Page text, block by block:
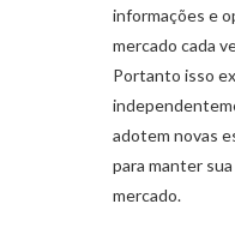
informações e
mercado cada
Portanto isso
adotem novas
para manter
mercado.